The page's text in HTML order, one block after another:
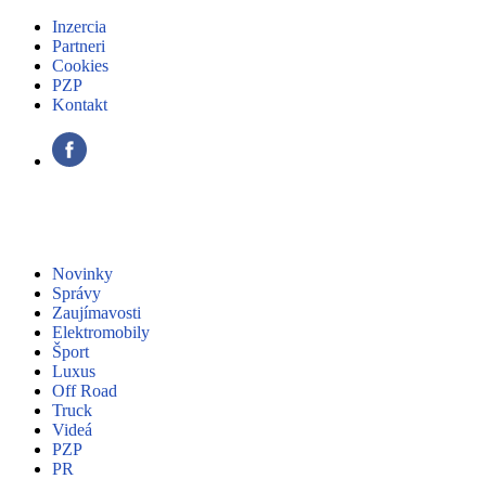
Inzercia
Partneri
Cookies
PZP
Kontakt
Novinky
Správy
Zaujímavosti
Elektromobily
Šport
Luxus
Off Road
Truck
Videá
PZP
PR